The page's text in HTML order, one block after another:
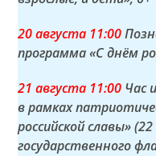
20 августа 11:00
программа «С днём
21 августа 11:00 Час
в рамках
российской славы»
государственного